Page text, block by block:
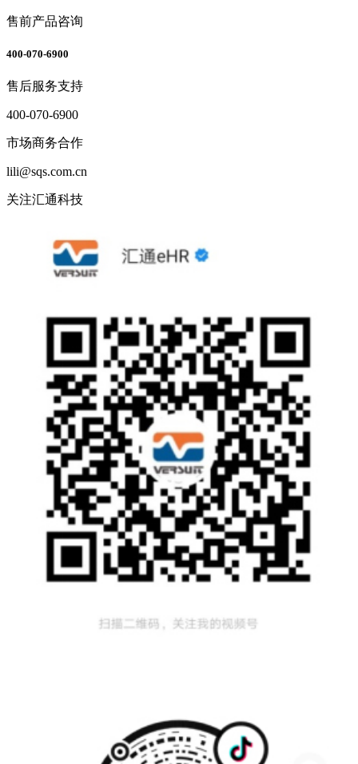
售前产品咨询
400-070-6900
售后服务支持
400-070-6900
市场商务合作
lili@sqs.com.cn
关注汇通科技